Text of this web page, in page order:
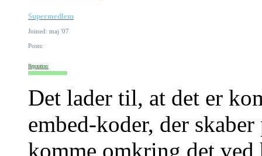
Supermedlem
Joined: maj '07
Posts:
Reputation:
Det lader til, at det er
embed-koder, der
komme omkring det